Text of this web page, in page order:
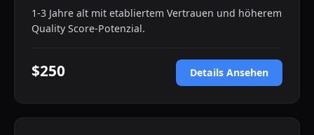
1-3 Jahre alt mit etabliertem Vertrauen und höherem
Quality Score-Potenzial.
$250 Details Ansehen